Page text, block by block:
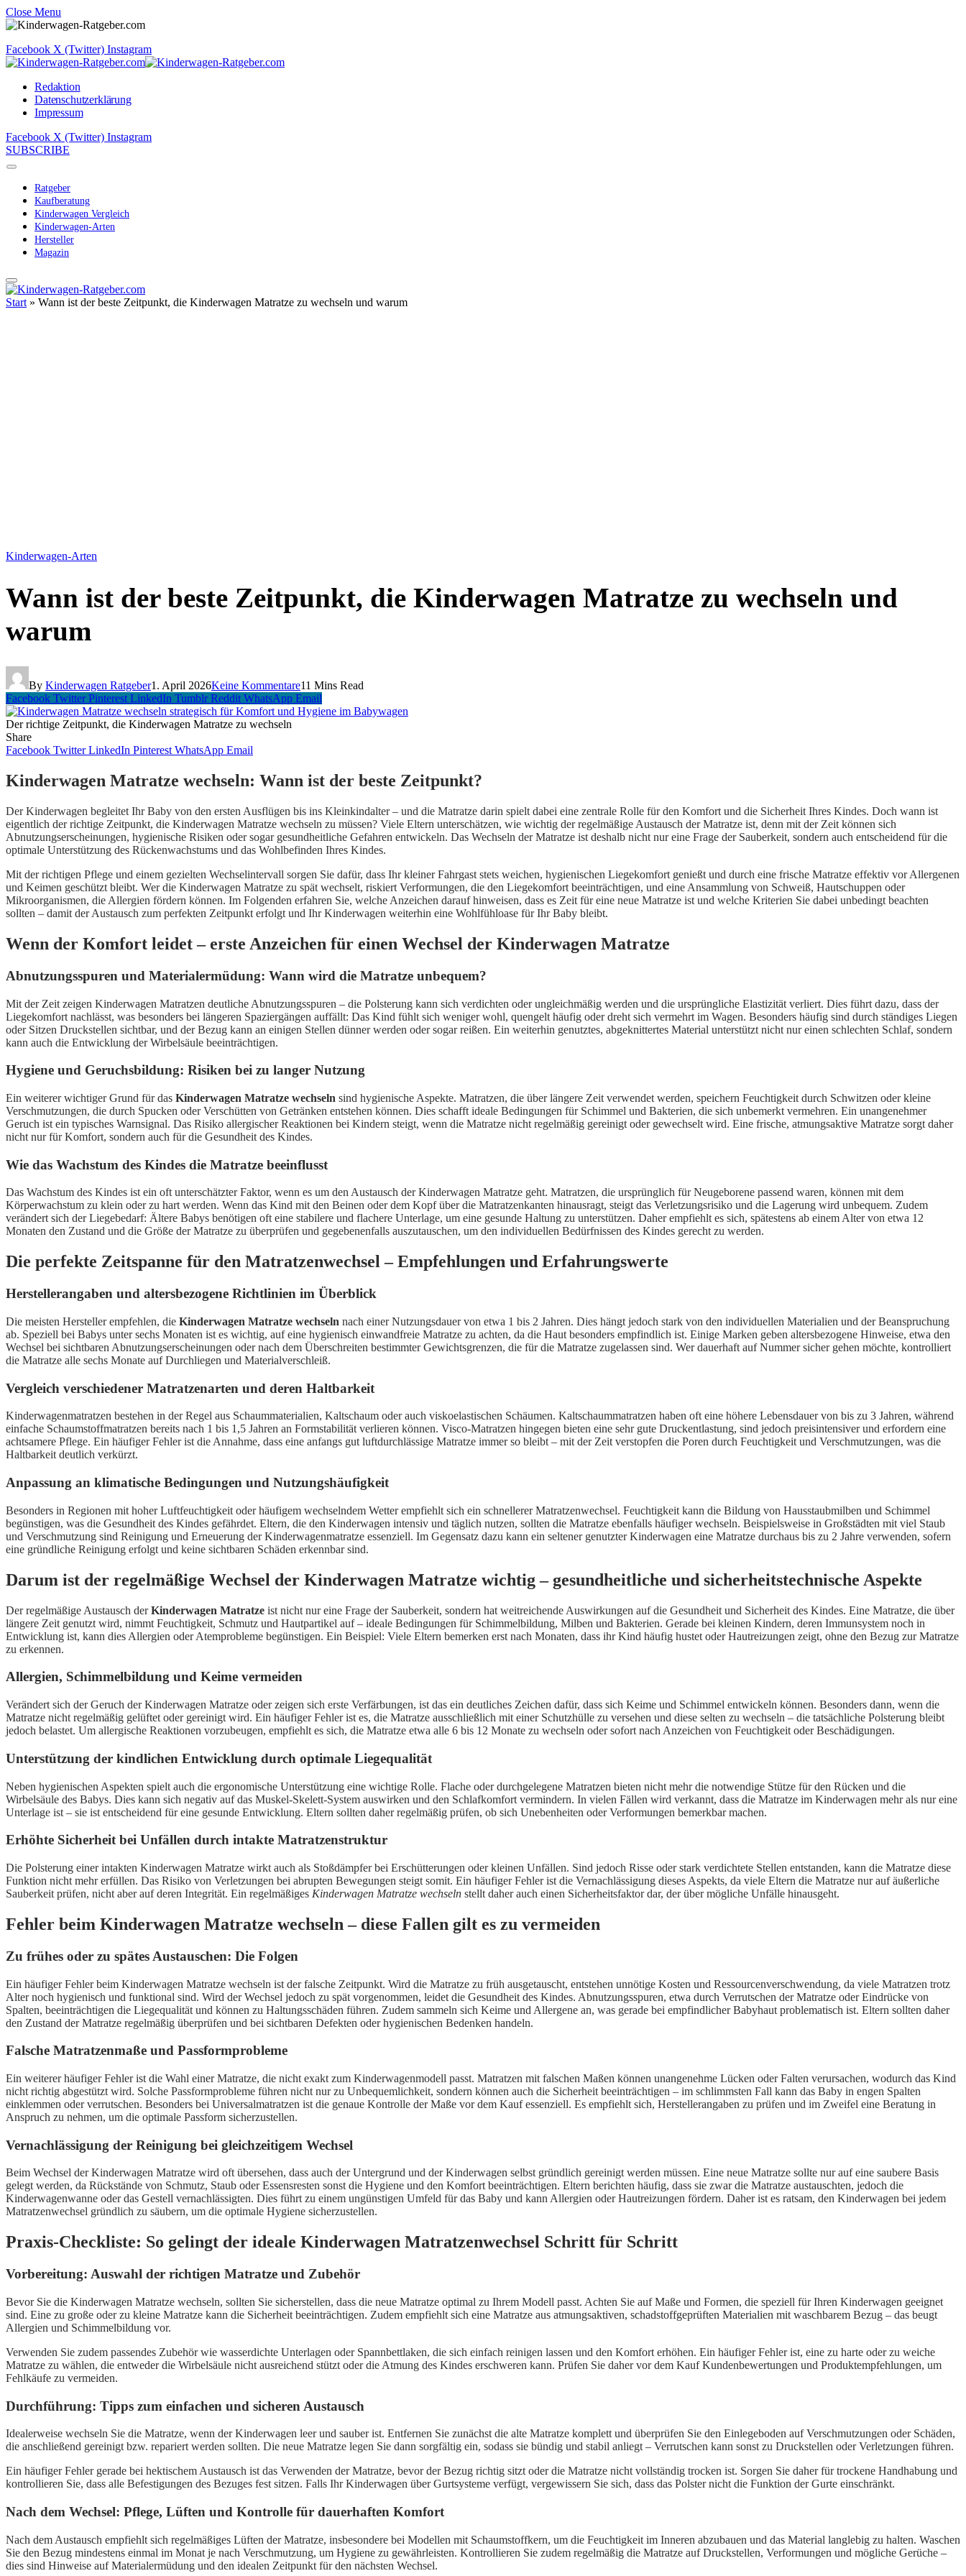
Close Menu
Facebook X (Twitter) Instagram
Redaktion
Datenschutzerklärung
Impressum
Facebook X (Twitter) Instagram
SUBSCRIBE
Ratgeber
Kaufberatung
Kinderwagen Vergleich
Kinderwagen-Arten
Hersteller
Magazin
Start » Wann ist der beste Zeitpunkt, die Kinderwagen Matratze zu wechseln und warum
Kinderwagen-Arten
Wann ist der beste Zeitpunkt, die Kinderwagen Matratze zu wechseln und
warum
By Kinderwagen Ratgeber1. April 2026Keine Kommentare11 Mins Read
Facebook Twitter Pinterest LinkedIn Tumblr Reddit WhatsApp Email
Der richtige Zeitpunkt, die Kinderwagen Matratze zu wechseln
Share
Facebook Twitter LinkedIn Pinterest WhatsApp Email
Kinderwagen Matratze wechseln: Wann ist der beste Zeitpunkt?
Der Kinderwagen begleitet Ihr Baby von den ersten Ausflügen bis ins Kleinkindalter – und die Matratze darin spielt dabei eine zentrale Rolle für den Komfort und die Sicherheit Ihres Kindes. Doch wann ist
eigentlich der richtige Zeitpunkt, die Kinderwagen Matratze wechseln zu müssen? Viele Eltern unterschätzen, wie wichtig der regelmäßige Austausch der Matratze ist, denn mit der Zeit können sich
Abnutzungserscheinungen, hygienische Risiken oder sogar gesundheitliche Gefahren entwickeln. Das Wechseln der Matratze ist deshalb nicht nur eine Frage der Sauberkeit, sondern auch entscheidend für die
optimale Unterstützung des Rückenwachstums und das Wohlbefinden Ihres Kindes.
Mit der richtigen Pflege und einem gezielten Wechselintervall sorgen Sie dafür, dass Ihr kleiner Fahrgast stets weichen, hygienischen Liegekomfort genießt und durch eine frische Matratze effektiv vor Allergenen
und Keimen geschützt bleibt. Wer die Kinderwagen Matratze zu spät wechselt, riskiert Verformungen, die den Liegekomfort beeinträchtigen, und eine Ansammlung von Schweiß, Hautschuppen oder
Mikroorganismen, die Allergien fördern können. Im Folgenden erfahren Sie, welche Anzeichen darauf hinweisen, dass es Zeit für eine neue Matratze ist und welche Kriterien Sie dabei unbedingt beachten
sollten – damit der Austausch zum perfekten Zeitpunkt erfolgt und Ihr Kinderwagen weiterhin eine Wohlfühloase für Ihr Baby bleibt.
Wenn der Komfort leidet – erste Anzeichen für einen Wechsel der Kinderwagen Matratze
Abnutzungsspuren und Materialermüdung: Wann wird die Matratze unbequem?
Mit der Zeit zeigen Kinderwagen Matratzen deutliche Abnutzungsspuren – die Polsterung kann sich verdichten oder ungleichmäßig werden und die ursprüngliche Elastizität verliert. Dies führt dazu, dass der
Liegekomfort nachlässt, was besonders bei längeren Spaziergängen auffällt: Das Kind fühlt sich weniger wohl, quengelt häufig oder dreht sich vermehrt im Wagen. Besonders häufig sind durch ständiges Liegen
oder Sitzen Druckstellen sichtbar, und der Bezug kann an einigen Stellen dünner werden oder sogar reißen. Ein weiterhin genutztes, abgeknittertes Material unterstützt nicht nur einen schlechten Schlaf, sondern
kann auch die Entwicklung der Wirbelsäule beeinträchtigen.
Hygiene und Geruchsbildung: Risiken bei zu langer Nutzung
Ein weiterer wichtiger Grund für das Kinderwagen Matratze wechseln sind hygienische Aspekte. Matratzen, die über längere Zeit verwendet werden, speichern Feuchtigkeit durch Schwitzen oder kleine
Verschmutzungen, die durch Spucken oder Verschütten von Getränken entstehen können. Dies schafft ideale Bedingungen für Schimmel und Bakterien, die sich unbemerkt vermehren. Ein unangenehmer
Geruch ist ein typisches Warnsignal. Das Risiko allergischer Reaktionen bei Kindern steigt, wenn die Matratze nicht regelmäßig gereinigt oder gewechselt wird. Eine frische, atmungsaktive Matratze sorgt daher
nicht nur für Komfort, sondern auch für die Gesundheit des Kindes.
Wie das Wachstum des Kindes die Matratze beeinflusst
Das Wachstum des Kindes ist ein oft unterschätzter Faktor, wenn es um den Austausch der Kinderwagen Matratze geht. Matratzen, die ursprünglich für Neugeborene passend waren, können mit dem
Körperwachstum zu klein oder zu hart werden. Wenn das Kind mit den Beinen oder dem Kopf über die Matratzenkanten hinausragt, steigt das Verletzungsrisiko und die Lagerung wird unbequem. Zudem
verändert sich der Liegebedarf: Ältere Babys benötigen oft eine stabilere und flachere Unterlage, um eine gesunde Haltung zu unterstützen. Daher empfiehlt es sich, spätestens ab einem Alter von etwa 12
Monaten den Zustand und die Größe der Matratze zu überprüfen und gegebenenfalls auszutauschen, um den individuellen Bedürfnissen des Kindes gerecht zu werden.
Die perfekte Zeitspanne für den Matratzenwechsel – Empfehlungen und Erfahrungswerte
Herstellerangaben und altersbezogene Richtlinien im Überblick
Die meisten Hersteller empfehlen, die Kinderwagen Matratze wechseln nach einer Nutzungsdauer von etwa 1 bis 2 Jahren. Dies hängt jedoch stark von den individuellen Materialien und der Beanspruchung
ab. Speziell bei Babys unter sechs Monaten ist es wichtig, auf eine hygienisch einwandfreie Matratze zu achten, da die Haut besonders empfindlich ist. Einige Marken geben altersbezogene Hinweise, etwa den
Wechsel bei sichtbaren Abnutzungserscheinungen oder nach dem Überschreiten bestimmter Gewichtsgrenzen, die für die Matratze zugelassen sind. Wer dauerhaft auf Nummer sicher gehen möchte, kontrolliert
die Matratze alle sechs Monate auf Durchliegen und Materialverschleiß.
Vergleich verschiedener Matratzenarten und deren Haltbarkeit
Kinderwagenmatratzen bestehen in der Regel aus Schaummaterialien, Kaltschaum oder auch viskoelastischen Schäumen. Kaltschaummatratzen haben oft eine höhere Lebensdauer von bis zu 3 Jahren, während
einfache Schaumstoffmatratzen bereits nach 1 bis 1,5 Jahren an Formstabilität verlieren können. Visco-Matratzen hingegen bieten eine sehr gute Druckentlastung, sind jedoch preisintensiver und erfordern eine
achtsamere Pflege. Ein häufiger Fehler ist die Annahme, dass eine anfangs gut luftdurchlässige Matratze immer so bleibt – mit der Zeit verstopfen die Poren durch Feuchtigkeit und Verschmutzungen, was die
Haltbarkeit deutlich verkürzt.
Anpassung an klimatische Bedingungen und Nutzungshäufigkeit
Besonders in Regionen mit hoher Luftfeuchtigkeit oder häufigem wechselndem Wetter empfiehlt sich ein schnellerer Matratzenwechsel. Feuchtigkeit kann die Bildung von Hausstaubmilben und Schimmel
begünstigen, was die Gesundheit des Kindes gefährdet. Eltern, die den Kinderwagen intensiv und täglich nutzen, sollten die Matratze ebenfalls häufiger wechseln. Beispielsweise in Großstädten mit viel Staub
und Verschmutzung sind Reinigung und Erneuerung der Kinderwagenmatratze essenziell. Im Gegensatz dazu kann ein seltener genutzter Kinderwagen eine Matratze durchaus bis zu 2 Jahre verwenden, sofern
eine gründliche Reinigung erfolgt und keine sichtbaren Schäden erkennbar sind.
Darum ist der regelmäßige Wechsel der Kinderwagen Matratze wichtig – gesundheitliche und sicherheitstechnische Aspekte
Der regelmäßige Austausch derKinderwagen Matratze ist nicht nur eine Frage der Sauberkeit, sondern hat weitreichende Auswirkungen auf die Gesundheit und Sicherheit des Kindes. Eine Matratze, die über
längere Zeit genutzt wird, nimmt Feuchtigkeit, Schmutz und Hautpartikel auf – ideale Bedingungen für Schimmelbildung, Milben und Bakterien. Gerade bei kleinen Kindern, deren Immunsystem noch in
Entwicklung ist, kann dies Allergien oder Atemprobleme begünstigen. Ein Beispiel: Viele Eltern bemerken erst nach Monaten, dass ihr Kind häufig hustet oder Hautreizungen zeigt, ohne den Bezug zur Matratze
zu erkennen.
Allergien, Schimmelbildung und Keime vermeiden
Verändert sich der Geruch der Kinderwagen Matratze oder zeigen sich erste Verfärbungen, ist das ein deutliches Zeichen dafür, dass sich Keime und Schimmel entwickeln können. Besonders dann, wenn die
Matratze nicht regelmäßig gelüftet oder gereinigt wird. Ein häufiger Fehler ist es, die Matratze ausschließlich mit einer Schutzhülle zu versehen und diese selten zu wechseln – die tatsächliche Polsterung bleibt
jedoch belastet. Um allergische Reaktionen vorzubeugen, empfiehlt es sich, die Matratze etwa alle 6 bis 12 Monate zu wechseln oder sofort nach Anzeichen von Feuchtigkeit oder Beschädigungen.
Unterstützung der kindlichen Entwicklung durch optimale Liegequalität
Neben hygienischen Aspekten spielt auch die ergonomische Unterstützung eine wichtige Rolle. Flache oder durchgelegene Matratzen bieten nicht mehr die notwendige Stütze für den Rücken und die
Wirbelsäule des Babys. Dies kann sich negativ auf das Muskel-Skelett-System auswirken und den Schlafkomfort vermindern. In vielen Fällen wird verkannt, dass die Matratze im Kinderwagen mehr als nur eine
Unterlage ist – sie ist entscheidend für eine gesunde Entwicklung. Eltern sollten daher regelmäßig prüfen, ob sich Unebenheiten oder Verformungen bemerkbar machen.
Erhöhte Sicherheit bei Unfällen durch intakte Matratzenstruktur
Die Polsterung einer intakten Kinderwagen Matratze wirkt auch als Stoßdämpfer bei Erschütterungen oder kleinen Unfällen. Sind jedoch Risse oder stark verdichtete Stellen entstanden, kann die Matratze diese
Funktion nicht mehr erfüllen. Das Risiko von Verletzungen bei abrupten Bewegungen steigt somit. Ein häufiger Fehler ist die Vernachlässigung dieses Aspekts, da viele Eltern die Matratze nur auf äußerliche
Sauberkeit prüfen, nicht aber auf deren Integrität. Ein regelmäßiges Kinderwagen Matratze wechseln stellt daher auch einen Sicherheitsfaktor dar, der über mögliche Unfälle hinausgeht.
Fehler beim Kinderwagen Matratze wechseln – diese Fallen gilt es zu vermeiden
Zu frühes oder zu spätes Austauschen: Die Folgen
Ein häufiger Fehler beim Kinderwagen Matratze wechseln ist der falsche Zeitpunkt. Wird die Matratze zu früh ausgetauscht, entstehen unnötige Kosten und Ressourcenverschwendung, da viele Matratzen trotz
Alter noch hygienisch und funktional sind. Wird der Wechsel jedoch zu spät vorgenommen, leidet die Gesundheit des Kindes. Abnutzungsspuren, etwa durch Verrutschen der Matratze oder Eindrücke von
Spalten, beeinträchtigen die Liegequalität und können zu Haltungsschäden führen. Zudem sammeln sich Keime und Allergene an, was gerade bei empfindlicher Babyhaut problematisch ist. Eltern sollten daher
den Zustand der Matratze regelmäßig überprüfen und bei sichtbaren Defekten oder hygienischen Bedenken handeln.
Falsche Matratzenmaße und Passformprobleme
Ein weiterer häufiger Fehler ist die Wahl einer Matratze, die nicht exakt zum Kinderwagenmodell passt. Matratzen mit falschen Maßen können unangenehme Lücken oder Falten verursachen, wodurch das Kind
nicht richtig abgestützt wird. Solche Passformprobleme führen nicht nur zu Unbequemlichkeit, sondern können auch die Sicherheit beeinträchtigen – im schlimmsten Fall kann das Baby in engen Spalten
einklemmen oder verrutschen. Besonders bei Universalmatratzen ist die genaue Kontrolle der Maße vor dem Kauf essenziell. Es empfiehlt sich, Herstellerangaben zu prüfen und im Zweifel eine Beratung in
Anspruch zu nehmen, um die optimale Passform sicherzustellen.
Vernachlässigung der Reinigung bei gleichzeitigem Wechsel
Beim Wechsel der Kinderwagen Matratze wird oft übersehen, dass auch der Untergrund und der Kinderwagen selbst gründlich gereinigt werden müssen. Eine neue Matratze sollte nur auf eine saubere Basis
gelegt werden, da Rückstände von Schmutz, Staub oder Essensresten sonst die Hygiene und den Komfort beeinträchtigen. Eltern berichten häufig, dass sie zwar die Matratze austauschten, jedoch die
Kinderwagenwanne oder das Gestell vernachlässigten. Dies führt zu einem ungünstigen Umfeld für das Baby und kann Allergien oder Hautreizungen fördern. Daher ist es ratsam, den Kinderwagen bei jedem
Matratzenwechsel gründlich zu säubern, um die optimale Hygiene sicherzustellen.
Praxis-Checkliste: So gelingt der ideale Kinderwagen Matratzenwechsel Schritt für Schritt
Vorbereitung: Auswahl der richtigen Matratze und Zubehör
Bevor Sie die Kinderwagen Matratze wechseln, sollten Sie sicherstellen, dass die neue Matratze optimal zu Ihrem Modell passt. Achten Sie auf Maße und Formen, die speziell für Ihren Kinderwagen geeignet
sind. Eine zu große oder zu kleine Matratze kann die Sicherheit beeinträchtigen. Zudem empfiehlt sich eine Matratze aus atmungsaktiven, schadstoffgeprüften Materialien mit waschbarem Bezug – das beugt
Allergien und Schimmelbildung vor.
Verwenden Sie zudem passendes Zubehör wie wasserdichte Unterlagen oder Spannbettlaken, die sich einfach reinigen lassen und den Komfort erhöhen. Ein häufiger Fehler ist, eine zu harte oder zu weiche
Matratze zu wählen, die entweder die Wirbelsäule nicht ausreichend stützt oder die Atmung des Kindes erschweren kann. Prüfen Sie daher vor dem Kauf Kundenbewertungen und Produktempfehlungen, um
Fehlkäufe zu vermeiden.
Durchführung: Tipps zum einfachen und sicheren Austausch
Idealerweise wechseln Sie die Matratze, wenn der Kinderwagen leer und sauber ist. Entfernen Sie zunächst die alte Matratze komplett und überprüfen Sie den Einlegeboden auf Verschmutzungen oder Schäden,
die anschließend gereinigt bzw. repariert werden sollten. Die neue Matratze legen Sie dann sorgfältig ein, sodass sie bündig und stabil anliegt – Verrutschen kann sonst zu Druckstellen oder Verletzungen führen.
Ein häufiger Fehler gerade bei hektischem Austausch ist das Verwenden der Matratze, bevor der Bezug richtig sitzt oder die Matratze nicht vollständig trocken ist. Sorgen Sie daher für trockene Handhabung und
kontrollieren Sie, dass alle Befestigungen des Bezuges fest sitzen. Falls Ihr Kinderwagen über Gurtsysteme verfügt, vergewissern Sie sich, dass das Polster nicht die Funktion der Gurte einschränkt.
Nach dem Wechsel: Pflege, Lüften und Kontrolle für dauerhaften Komfort
Nach dem Austausch empfiehlt sich regelmäßiges Lüften der Matratze, insbesondere bei Modellen mit Schaumstoffkern, um die Feuchtigkeit im Inneren abzubauen und das Material langlebig zu halten. Waschen
Sie den Bezug mindestens einmal im Monat je nach Verschmutzung, um Hygiene zu gewährleisten. Kontrollieren Sie zudem regelmäßig die Matratze auf Druckstellen, Verformungen und mögliche Gerüche –
dies sind Hinweise auf Materialermüdung und den idealen Zeitpunkt für den nächsten Wechsel.